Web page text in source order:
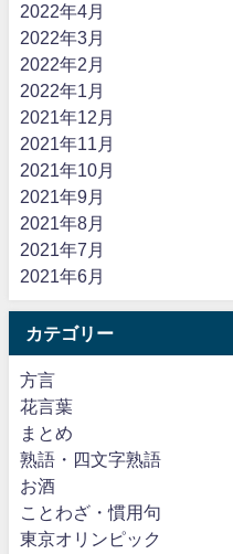
2022年4月
2022年3月
2022年2月
2022年1月
2021年12月
2021年11月
2021年10月
2021年9月
2021年8月
2021年7月
2021年6月
カテゴリー
方言
花言葉
まとめ
熟語・四文字熟語
お酒
ことわざ・慣用句
東京オリンピック